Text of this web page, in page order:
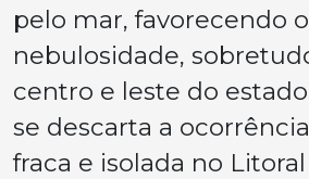
pelo mar, favorecendo
nebulosidade,
centro e leste do
se descarta a
fraca e isolada no